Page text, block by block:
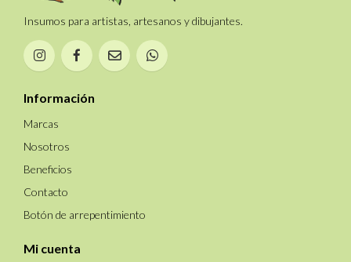
Insumos para artistas, artesanos y dibujantes.
Información
Marcas
Nosotros
Beneficios
Contacto
Botón de arrepentimiento
Mi cuenta